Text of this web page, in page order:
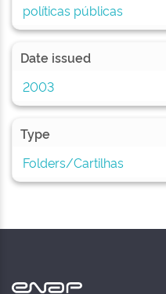
políticas públicas
Date issued
2003
Type
Folders/Cartilhas